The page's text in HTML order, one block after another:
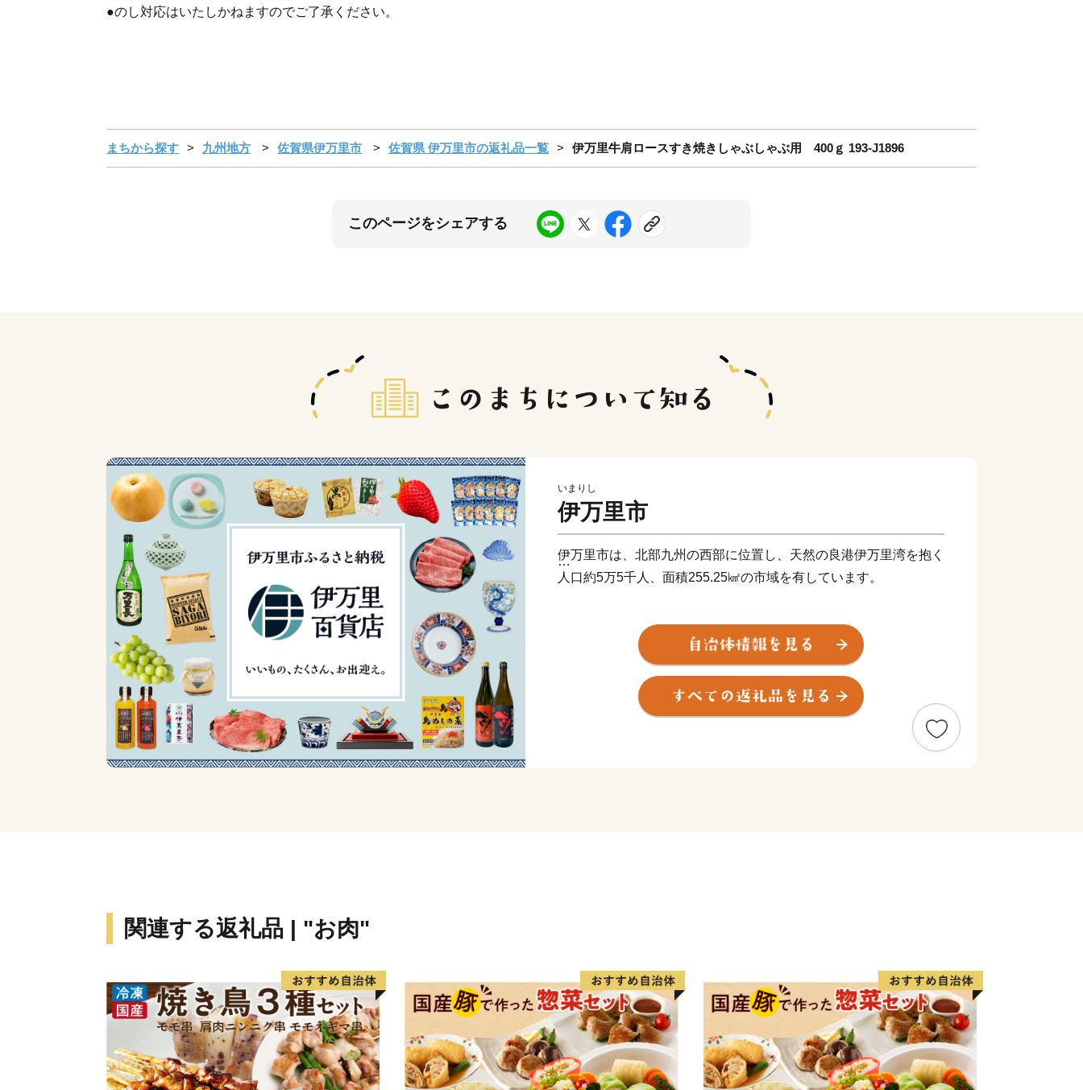
●のし対応はいたしかねますのでご了承ください。
まちから探す 九州地方 佐賀県伊万里市 佐賀県 伊万里市の返礼品一覧 伊万里牛肩ロースすき焼きしゃぶしゃぶ用 400ｇ 193-J1896
このページをシェアする
いまりし
伊万里市
伊万里市は、北部九州の西部に位置し、天然の良港伊万里湾を抱く
人口約5万5千人、面積255.25㎢の市域を有しています。
古伊万里や石炭の積出港として栄え、「古伊万里文化」の香りが漂
う焼き物などを市内の随所で見ることができる風光明媚なまちで
全国的に評判の高い伊万里牛は、肉質はきめ細かで柔らかく、とろ
けるほどの美味しさです。由緒ある枝肉共励会で多くの賞に輝くな
関連する返礼品 | "お肉"